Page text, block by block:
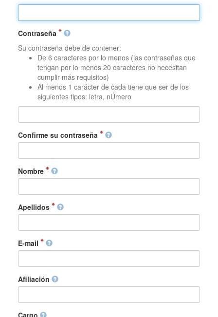
Contraseña
Su contraseña debe de contener:
De 6 caracteres por lo menos (las contraseñas que
tengan por lo menos 20 caracteres no necesitan
cumplir más requisitos)
Al menos 1 carácter de cada tiene que ser de los
siguientes tipos: letra, nÚmero
Confirme su contraseña
Nombre
Apellidos
E-mail
Afiliación
Cargo